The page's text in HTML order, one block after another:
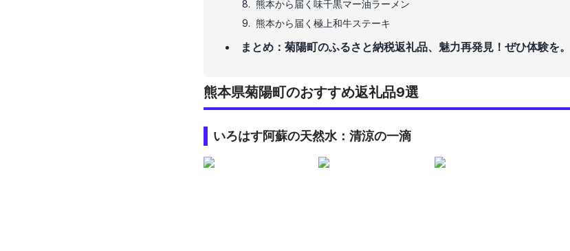
熊本から届く味千黒マー油ラーメン
熊本から届く極上和牛ステーキ
まとめ：菊陽町のふるさと納税返礼品、魅力再発見！ぜひ体験を。
熊本県菊陽町のおすすめ返礼品9選
いろはす阿蘇の天然水：清涼の一滴